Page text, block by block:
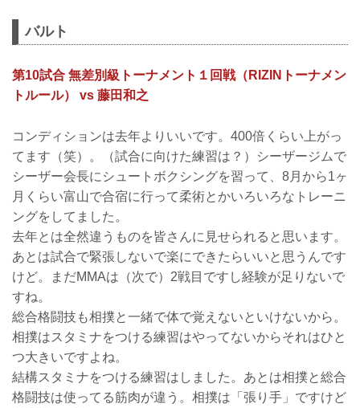
バルト
第10試合 無差別級トーナメント１回戦（RIZINトーナメン
トルール） vs 藤田和之
コンディションは去年よりいいです。400倍くらい上がっ
てます（笑）。（試合に向けた練習は？）シーザージムで
シーザー会長にシュートボクシングを習って、8月から1ヶ
月くらい富山で合宿に行って柔術とかいろいろなトレーニ
ングをしてました。
去年とは全然違うものを皆さんに見せられると思います。
あとは試合で緊張しないで楽にできたらいいと思うんです
けど。まだMMAは（次で）2戦目ですし経験が足りないで
すね。
総合格闘技も相撲と一緒で体で覚えないといけないから。
相撲はスタミナをつける練習はやってないからそれはひと
つ大きいですよね。
結構スタミナをつける練習はしました。あとは相撲と総合
格闘技は使ってる筋肉が違う。相撲は「張り手」ですけど